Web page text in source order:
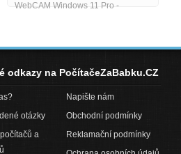
WebCAM Windows 11 Pro -
odkazy na PočítačeZaBabku.CZ
otázky
a
Napište nám
Obchodní podmínky
Reklamační podmínky